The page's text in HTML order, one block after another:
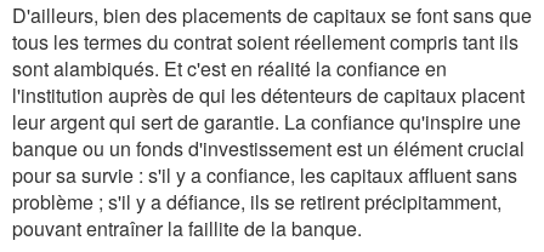
D'ailleurs, bien des placements de capitaux se font sans que
tous les termes du contrat soient réellement compris tant ils
sont alambiqués. Et c'est en réalité la confiance en
l'institution auprès de qui les détenteurs de capitaux placent
leur argent qui sert de garantie. La confiance qu'inspire une
banque ou un fonds d'investissement est un élément crucial
pour sa survie : s'il y a confiance, les capitaux affluent sans
problème ; s'il y a défiance, ils se retirent précipitamment,
pouvant entraîner la faillite de la banque.